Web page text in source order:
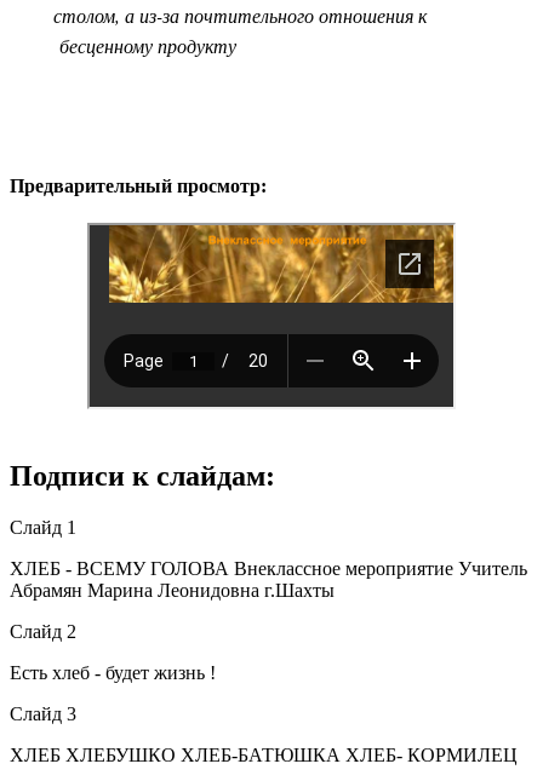
столом, а из-за почтительного отношения к
бесценному продукту
Предварительный просмотр:
Подписи к слайдам:
Слайд 1
ХЛЕБ - ВСЕМУ ГОЛОВА Внеклассное мероприятие Учитель
Абрамян Марина Леонидовна г.Шахты
Слайд 2
Есть хлеб - будет жизнь !
Слайд 3
ХЛЕБ ХЛЕБУШКО ХЛЕБ-БАТЮШКА ХЛЕБ- КОРМИЛЕЦ